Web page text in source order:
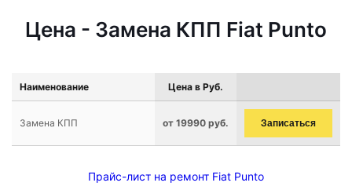
Цена - Замена КПП Fiat Punto
Наименование Цена в Руб.
Замена КПП от 19990 руб. Записаться
Прайс-лист на ремонт Fiat Punto